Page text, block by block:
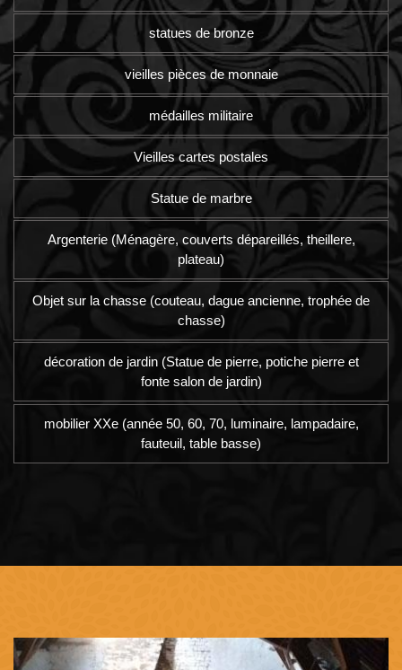
statues de bronze
vieilles pièces de monnaie
médailles militaire
Vieilles cartes postales
Statue de marbre
Argenterie (Ménagère, couverts dépareillés, theillere,
plateau)
Objet sur la chasse (couteau, dague ancienne, trophée de
chasse)
décoration de jardin (Statue de pierre, potiche pierre et
fonte salon de jardin)
mobilier XXe (année 50, 60, 70, luminaire, lampadaire,
fauteuil, table basse)